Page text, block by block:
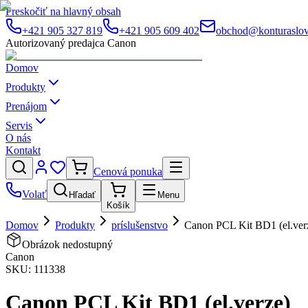
Preskočiť na hlavný obsah
+421 905 327 819
+421 905 609 402
Autorizovaný predajca Canon
Domov
Produkty
Prenájom
Servis
O nás
Kontakt
Cenová ponuka
Volať
Hľadať
Košík
Menu
Domov Produkty príslušenstvo
Canon PCL Kit BD1
Obrázok nedostupný
Canon
SKU: 111338
Canon PCL Kit BD1 (el.verze)